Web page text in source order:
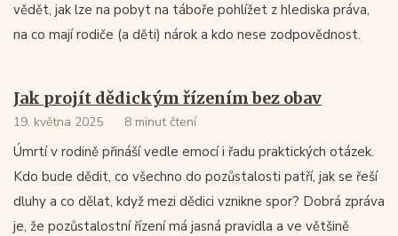
vědět, jak lze na pobyt na táboře pohlížet z hlediska práva,
na co mají rodiče (a děti) nárok a kdo nese zodpovědnost.
Jak projít dědickým řízením bez obav
19. května 2025 8 minut čtení
Úmrtí v rodině přináší vedle emocí i řadu praktických otázek.
Kdo bude dědit, co všechno do pozůstalosti patří, jak se řeší
dluhy a co dělat, když mezi dědici vznikne spor? Dobrá zpráva
je, že pozůstalostní řízení má jasná pravidla a ve většině